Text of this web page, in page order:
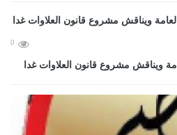
0
ويناقش مشروع قانون العلاوات غدا